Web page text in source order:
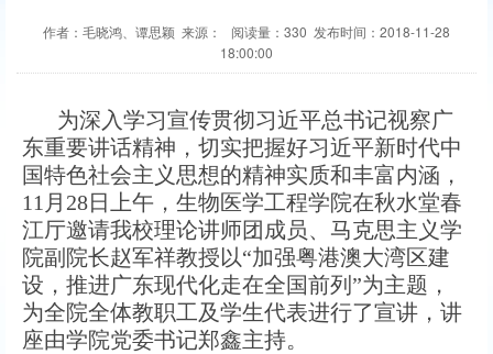
作者：毛晓鸿、谭思颖 来源： 阅读量： 330 发布时间：2018-11-28
18:00:00
为深入学习宣传贯彻习近平总书记视察广
东重要讲话精神，切实把握好习近平新时代中
国特色社会主义思想的精神实质和丰富内涵，
11月28日上午，生物医学工程学院在秋水堂春
江厅邀请我校理论讲师团成员、马克思主义学
院副院长赵军祥教授以“加强粤港澳大湾区建
设，推进广东现代化走在全国前列”为主题，
为全院全体教职工及学生代表进行了宣讲，讲
座由学院党委书记郑鑫主持。